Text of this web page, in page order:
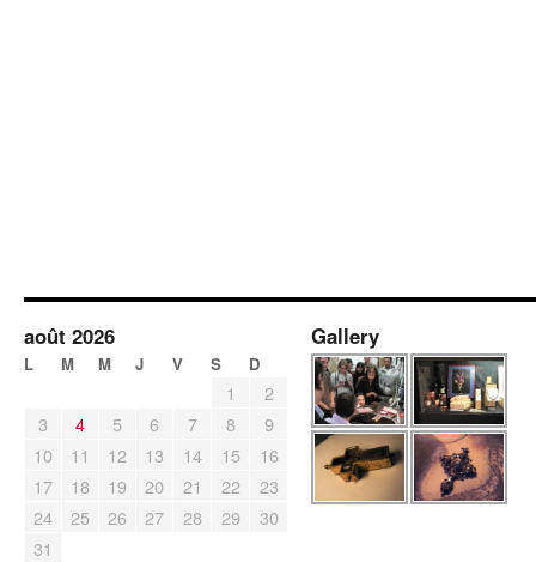
août 2026
L M M J V S D
1
2
3
4 5 6 7 8
9
10
11 12 13 14 15
16
17
18 19 20 21 22
23
24
25 26 27 28 29
30
31
Gallery